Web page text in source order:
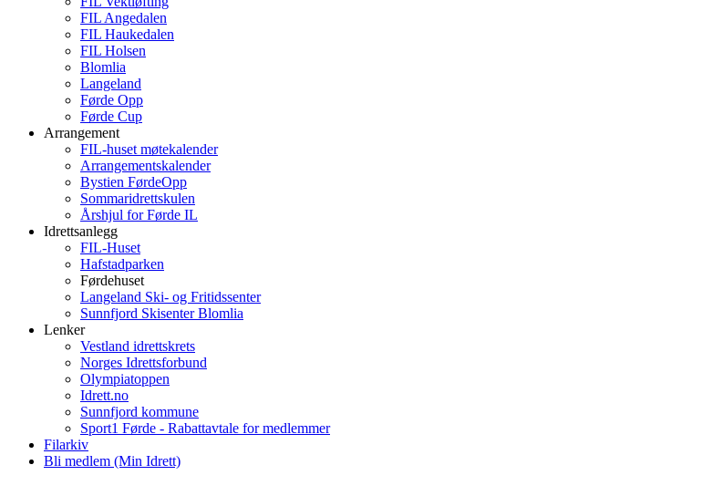
FIL Angedalen
FIL Haukedalen
FIL Holsen
Blomlia
Langeland
Førde Opp
Førde Cup
Arrangement
FIL-huset møtekalender
Arrangementskalender
Bystien FørdeOpp
Sommaridrettskulen
Årshjul for Førde IL
Idrettsanlegg
FIL-Huset
Hafstadparken
Førdehuset
Langeland Ski- og Fritidssenter
Sunnfjord Skisenter Blomlia
Lenker
Vestland idrettskrets
Norges Idrettsforbund
Olympiatoppen
Idrett.no
Sunnfjord kommune
Sport1 Førde - Rabattavtale for medlemmer
Filarkiv
Bli medlem (Min Idrett)